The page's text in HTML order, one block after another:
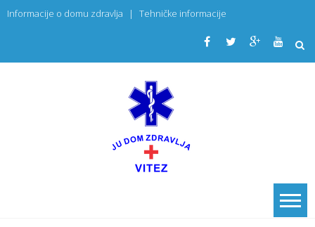
SkipInformacije o domu zdravlja | Tehničke informacije
Vitez